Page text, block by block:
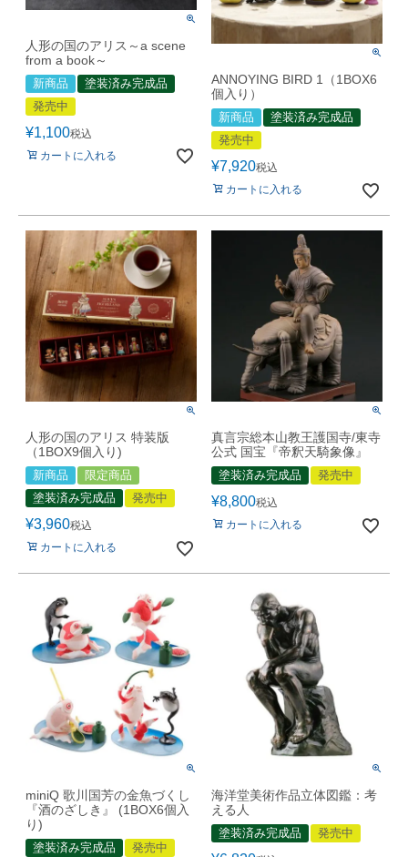
人形の国のアリス～a scene
from a book～
新商品
塗装済み完成品
発売中
¥1,100税込
カートに入れる
ANNOYING BIRD 1（1BOX6
個入り）
新商品
塗装済み完成品
発売中
¥7,920税込
カートに入れる
人形の国のアリス 特装版
（1BOX9個入り)
新商品
限定商品
塗装済み完成品
発売中
¥3,960税込
カートに入れる
真言宗総本山教王護国寺/東寺
公式 国宝『帝釈天騎象像』
塗装済み完成品 発売中
¥8,800税込
カートに入れる
miniQ 歌川国芳の金魚づくし
『酒のざしき』 (1BOX6個入
り)
塗装済み完成品 発売中
海洋堂美術作品立体図鑑：考
える人
塗装済み完成品 発売中